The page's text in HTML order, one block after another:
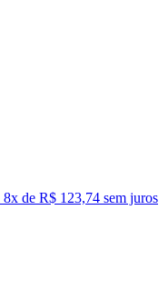
8x de R$ 123,74 sem juros